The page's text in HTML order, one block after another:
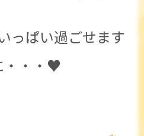
っぱい過ごせます
・・・♥